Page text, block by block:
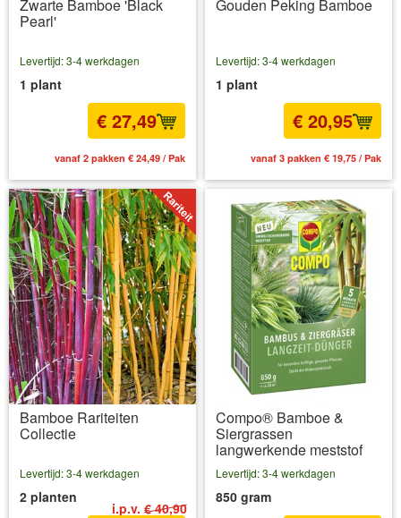
Zwarte Bamboe 'Black
Pearl'
Levertijd: 3-4 werkdagen
1 plant
€ 27,49
vanaf 2 pakken € 24,49 / Pak
Gouden Peking Bamboe
Levertijd: 3-4 werkdagen
1 plant
€ 20,95
vanaf 3 pakken € 19,75 / Pak
Bamboe Rariteiten
Collectie
i.p.v. € 40,90
Levertijd: 3-4 werkdagen
2 planten
Compo® Bamboe &
Siergrassen
langwerkende meststof
Levertijd: 3-4 werkdagen
850 gram